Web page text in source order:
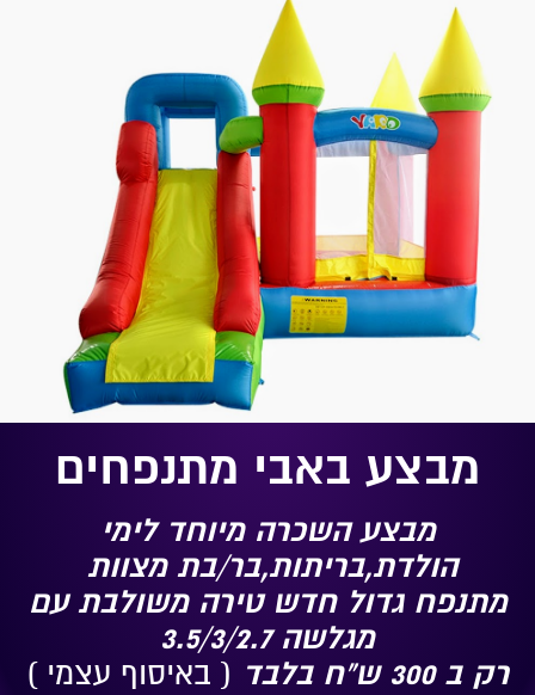
מבצע באבי מתנפחים
מבצע השכרה מיוחד לימי
הולדת,בריתות,בר/בת מצוות
מתנפח גדול חדש טירה משולבת עם
מגלשה 3.5/3/2.7
רק ב 300 ש"ח בלבד
( באיסוף עצמי )